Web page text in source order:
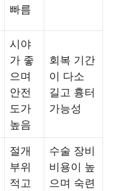
빠름
시야
가 좋
으며
안전
도가
높음
회복 기간
이 다소
길고 흉터
가능성
절개
부위
적고
수술 장비
비용이 높
으며 숙련